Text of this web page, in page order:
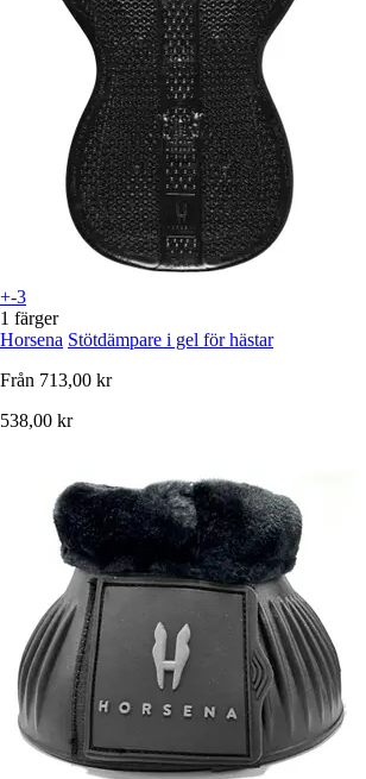
+-3
1 färger
Horsena Stötdämpare i gel för hästar
Från 713,00 kr
538,00 kr